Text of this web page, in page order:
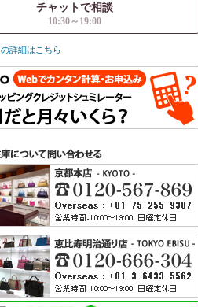
チャットで相談
10:30～19:00
詳細はこちら